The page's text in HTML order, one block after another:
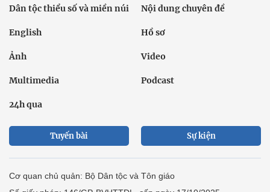
Dân tộc thiểu số và miền núi Nội dung chuyên đề
English Hồ sơ
Ảnh Video
Multimedia Podcast
24h qua
Tuyến bài Sự kiện
Cơ quan chủ quản: Bộ Dân tộc và Tôn giáo